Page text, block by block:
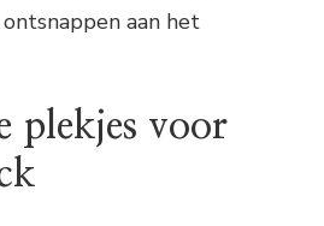
aan het
plekjes voor